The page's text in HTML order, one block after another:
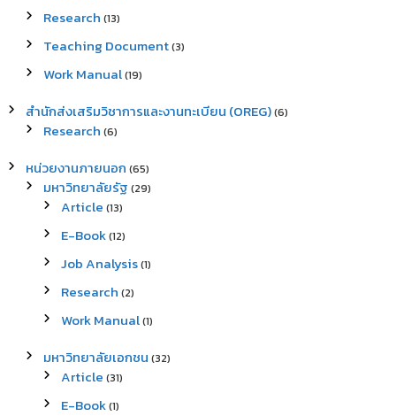
Research (13)
Teaching Document(3)
Work Manual(19)
สำนักส่งเสริมวิชาการและงานทะเบียน (OREG)(6)
Research (6)
หน่วยงานภายนอก (65)
มหาวิทยาลัยรัฐ (29)
Article (13)
E-Book(12)
Job Analysis(1)
Research (2)
Work Manual(1)
มหาวิทยาลัยเอกชน (32)
Article (31)
E-Book(1)